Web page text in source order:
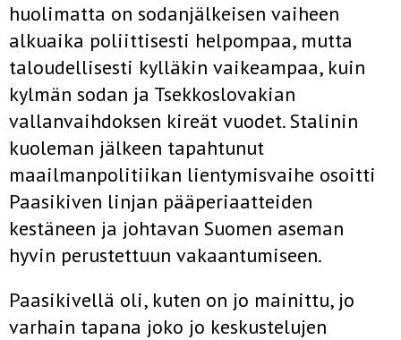
huolimatta on sodanjälkeisen vaiheen
alkuaika poliittisesti helpompaa, mutta
taloudellisesti kylläkin vaikeampaa, kuin
kylmän sodan ja Tsekkoslovakian
vallanvaihdoksen kireät vuodet. Stalinin
kuoleman jälkeen tapahtunut
maailmanpolitiikan lientymisvaihe osoitti
Paasikiven linjan pääperiaatteiden
kestäneen ja johtavan Suomen aseman
hyvin perustettuun vakaantumiseen.
Paasikivellä oli, kuten on jo mainittu, jo
varhain tapana joko jo keskustelujen